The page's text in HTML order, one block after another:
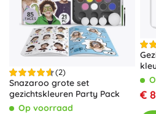
zoals dieren, superhelden of
facepainting en tover creatieve
onvergetelijke kostuums.
(2)
Snazaroo grote set
gezichtskleuren Party Pack
Op voorraad
€